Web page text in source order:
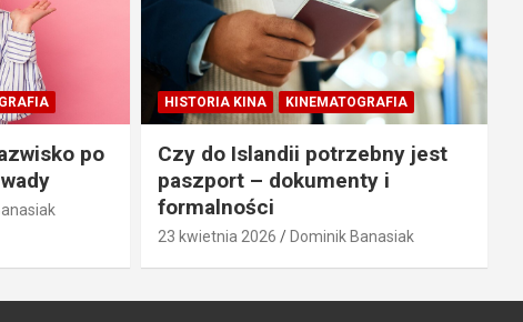
po
HISTORIA KINA KINEMATOGRAFIA
Czy do Islandii potrzebny jest
paszport – dokumenty i
formalności
23 kwietnia 2026 Dominik Banasiak